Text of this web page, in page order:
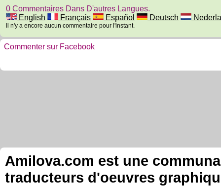
0 Commentaires Dans D'autres Langues.
English
Français Español Deutsch
Il n'y a encore aucun commentaire pour l'instant.
Commenter sur Facebook
Amilova.com est une
traducteurs d'oeuvres